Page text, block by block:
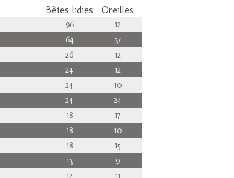
Bêtes lidies Oreilles
96
12
64
37
26
12
24
12
24
10
24
24
18
17
18
10
18
15
13
9
12 11